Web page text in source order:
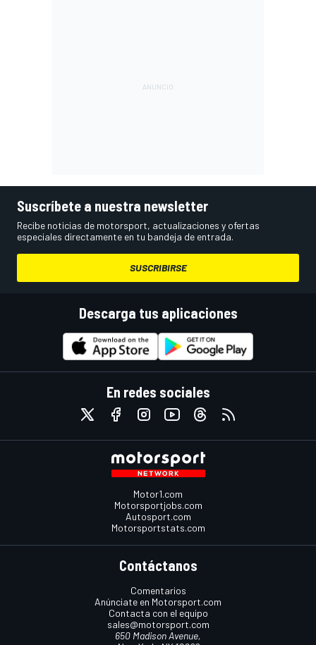
Suscríbete a nuestra newsletter
Recibe noticias de motorsport, actualizaciones y ofertas
especiales directamente en tu bandeja de entrada.
SUSCRIBIRSE
Descarga tus aplicaciones
En redes sociales
Motor1.com
Motorsportjobs.com
Autosport.com
Motorsportstats.com
Contáctanos
Comentarios
Anúnciate en Motorsport.com
Contacta con el equipo
sales@motorsport.com
650 Madison Avenue,